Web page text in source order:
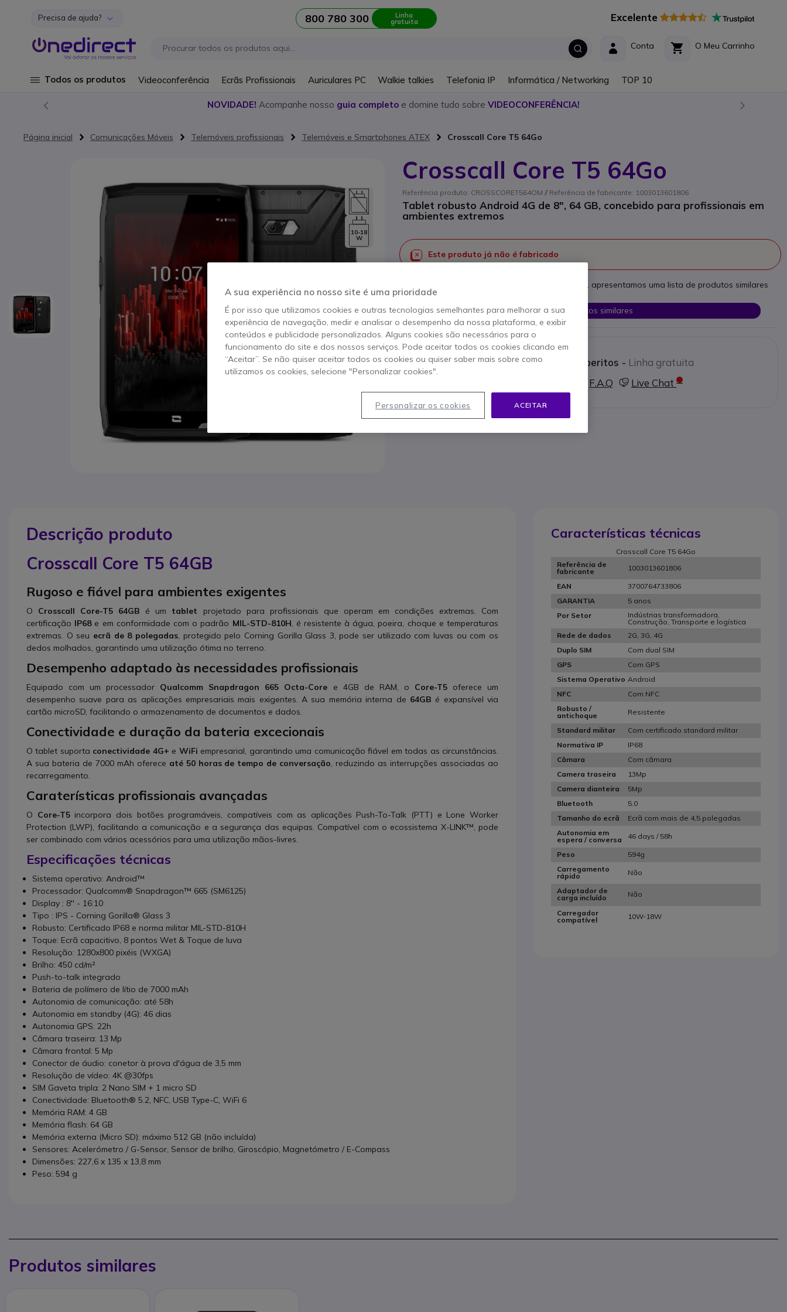
Ir para o Conteúdo
Precisa de ajuda? 800 780 300 Linha
gratuita Excelente
O Meu Carrinho
Conta
Todos os produtos Videoconferência Ecrãs Profissionais Auriculares PC Walkie talkies Telefonia IP Informática / Networking TOP 10
NOVIDADE! Acompanhe nosso guia completo e domine tudo sobre VIDEOCONFERÊNCIA!
Página inicial Comunicações Móveis Telemóveis profissionais Telemóveis e Smartphones ATEX Crosscall Core T5 64Go
Crosscall Core T5 64Go
Referência produto: CROSSCORET564OM // Referência de fabricante: 1003013601806
Tablet robusto Android 4G de 8", 64 GB, concebido para profissionais em
ambientes extremos
Este produto já não é fabricado
Para melhor satisfazer as suas necessidades, apresentamos uma lista de produtos similares
Ver produtos similares
Contacte os nossos peritos - Linha gratuita
F.A.Q Live Chat
10-18
W
Descrição produto
Crosscall Core T5 64GB
Rugoso e fiável para ambientes exigentes
O Crosscall Core-T5 64GB é um tablet projetado para profissionais que operam em condições extremas. Com
certificação IP68e em conformidade com o padrão MIL-STD-810H , é resistente à água, poeira, choque e temperaturas
extremas. O seu ecrã de 8 polegadas, protegido pelo Corning Gorilla Glass 3, pode ser utilizado com luvas ou com os
dedos molhados, garantindo uma utilização ótima no terreno.
Desempenho adaptado às necessidades profissionais
Equipado com um processador Qualcomm Snapdragon 665 Octa-Core e 4GB de RAM, o Core-T5oferece um
desempenho suave para as aplicações empresariais mais exigentes. A sua memória interna de 64GB é expansível via
cartão microSD, facilitando o armazenamento de documentos e dados.
Conectividade e duração da bateria excecionais
O tablet suporta conectividade 4G+ e WiFi empresarial, garantindo uma comunicação fiável em todas as circunstâncias.
A sua bateria de 7000 mAh oferece até 50 horas de tempo de conversação , reduzindo as interrupções associadas ao
recarregamento.
Caraterísticas profissionais avançadas
O Core-T5incorpora dois botões programáveis, compatíveis com as aplicações Push-To-Talk (PTT) e Lone Worker
Protection (LWP), facilitando a comunicação e a segurança das equipas. Compatível com o ecossistema X-LINK™, pode
ser combinado com vários acessórios para uma utilização mãos-livres.
Especificações técnicas
Sistema operativo: Android™
Processador: Qualcomm® Snapdragon™ 665 (SM6125)
Display : 8'' - 16:10
Tipo : IPS - Corning Gorilla® Glass 3
Robusto: Certificado IP68 e norma militar MIL-STD-810H
Toque: Ecrã capacitivo, 8 pontos Wet & Toque de luva
Resolução: 1280x800 pixéis (WXGA)
Brilho: 450 cd/m²
Push-to-talk integrado
Bateria de polímero de lítio de 7000 mAh
Autonomia de comunicação: até 58h
Autonomia em standby (4G): 46 dias
Autonomia GPS: 22h
Câmara traseira: 13 Mp
Câmara frontal: 5 Mp
Conector de áudio: conetor à prova d'água de 3,5 mm
Resolução de vídeo: 4K @30fps
SIM Gaveta tripla: 2 Nano SIM + 1 micro SD
Conectividade: Bluetooth® 5.2, NFC, USB Type-C, WiFi 6
Memória RAM: 4 GB
Memória flash: 64 GB
Memória externa (Micro SD): máximo 512 GB (não incluída)
Sensores: Acelerómetro / G-Sensor, Sensor de brilho, Giroscópio, Magnetómetro / E-Compass
Dimensões: 227,6 x 135 x 13,8 mm
Peso: 594 g
Características técnicas
Crosscall Core T5 64Go
Referência de
fabricante
1003013601806
EAN
3700764733806
GARANTIA
5 anos
Por Setor
Indústrias transformadora,
Construção, Transporte e logística
Rede de dados
2G, 3G, 4G
Duplo SIM
Com dual SIM
GPS
Com GPS
Sistema Operativo Android
NFC
Com NFC
Robusto /
antichoque
Resistente
Standard militar
Com certificado standard militar
Normativa IP
IP68
Câmara
Com câmara
Camera traseira
13Mp
Camera dianteira
5Mp
Bluetooth
5.0
Tamanho do ecrã
Ecrã com mais de 4,5 polegadas
Autonomia em
espera / conversa
46 days / 58h
Peso
594g
Carregamento
rápido
Não
Adaptador de
carga incluído
Não
Carregador
compatível
10W-18W
Produtos similares
A sua experiência no nosso site é uma prioridade
É por isso que utilizamos cookies e outras tecnologias semelhantes para melhorar a sua
experiência de navegação, medir e analisar o desempenho da nossa plataforma, e exibir
conteúdos e publicidade personalizados. Alguns cookies são necessários para o
funcionamento do site e dos nossos serviços. Pode aceitar todos os cookies clicando em
“Aceitar”. Se não quiser aceitar todos os cookies ou quiser saber mais sobre como
utilizamos os cookies, selecione "Personalizar cookies".
ACEITAR
Personalizar os cookies